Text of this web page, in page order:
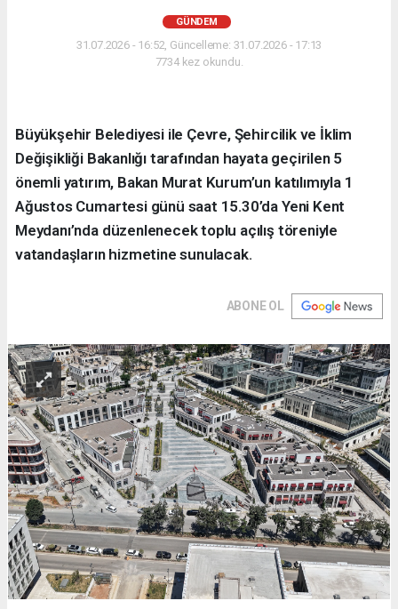
GÜNDEM
31.07.2026 - 16:52, Güncelleme: 31.07.2026 - 17:13
7734 kez okundu.
Büyükşehir Belediyesi ile Çevre, Şehircilik ve İklim
Değişikliği Bakanlığı tarafından hayata geçirilen 5
önemli yatırım, Bakan Murat Kurum’un katılımıyla 1
Ağustos Cumartesi günü saat 15.30’da Yeni Kent
Meydanı’nda düzenlenecek toplu açılış töreniyle
vatandaşların hizmetine sunulacak.
ABONE OL